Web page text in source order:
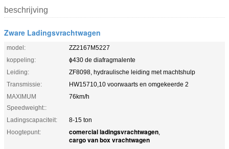
beschrijving
Zware Ladingsvrachtwagen
model:
ZZ2167M5227
koppeling:
ɸ430 de diafragmalente
Leiding:
ZF8098, hydraulische leiding met machtshulp
Transmissie:
HW15710,10 voorwaarts en omgekeerde 2
MAXIMUM
Speedweight::
76km/h
Ladingscapaciteit:
8-15 ton
Hoogtepunt:
comercial ladingsvrachtwagen,
cargo van box vrachtwagen